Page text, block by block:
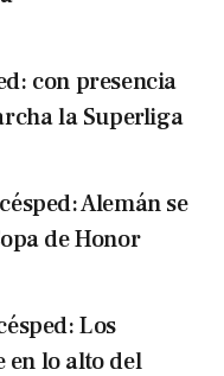
con presencia
la Superliga
Alemán se
de Honor
Los
en lo alto del